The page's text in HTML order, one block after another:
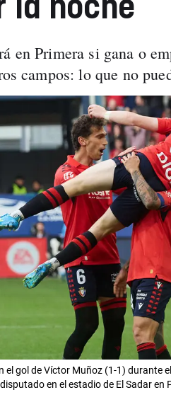
la noche
en Primera si gana o
campos: lo que no
el gol de Víctor Muñoz (1-1) durante
en el estadio de El Sadar en